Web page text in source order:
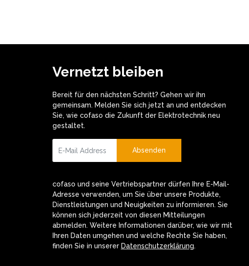
Vernetzt bleiben
Bereit für den nächsten Schritt? Gehen wir ihn
gemeinsam. Melden Sie sich jetzt an und entdecken
Sie, wie cofaso die Zukunft der Elektrotechnik neu
gestaltet.
Absenden
cofaso und seine Vertriebspartner dürfen Ihre E-Mail-
Adresse verwenden, um Sie über unsere Produkte,
Dienstleistungen und Neuigkeiten zu informieren. Sie
können sich jederzeit von diesen Mitteilungen
abmelden. Weitere Informationen darüber, wie wir mit
Ihren Daten umgehen und welche Rechte Sie haben,
finden Sie in unserer Datenschutzerklärung.